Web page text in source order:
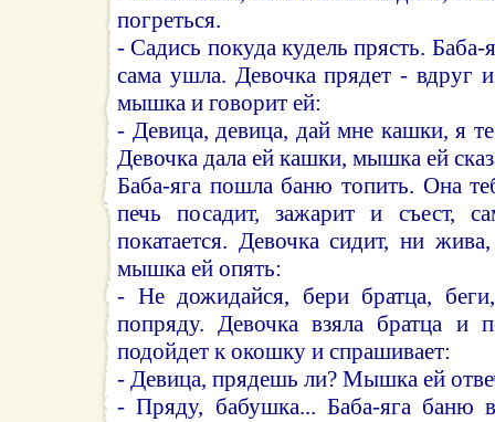
погреться.
- Садись покуда кудель прясть. Баба-
сама ушла. Девочка прядет - вдруг
мышка и говорит ей:
- Девица, девица, дай мне кашки, я
Девочка дала ей кашки, мышка ей
Баба-яга пошла баню топить. Она
печь посадит, зажарит и съест,
покатается. Девочка сидит, ни
мышка ей опять:
- Не дожидайся, бери братца,
попряду. Девочка взяла братца и
подойдет к окошку и спрашивает:
- Девица, прядешь ли? Мышка ей
- Пряду, бабушка... Баба-яга баню